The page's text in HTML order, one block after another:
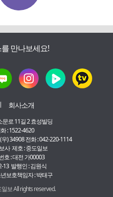
만나보세요!
회사소개
로 11길 2 효성빌딩
: 1522-4620
) 34908 전화 : 042-220-1114
사 제호 : 중도일보
호 : 대전 가00003
13 발행인 : 김원식
보호책임자 : 박태구
보 All rights reserved.